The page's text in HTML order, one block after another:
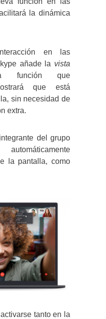
la dinámica
en las
añade la vista
función que
que está
sin necesidad de
extra.
del grupo
la pantalla, como
tanto en la